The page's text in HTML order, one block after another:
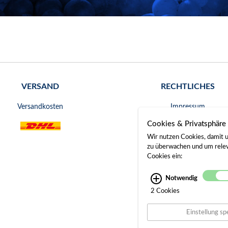
VERSAND
Versandkosten
RECHTLICHES
Impressum
AGB
Widerrufsrecht
Gerichtsstand
Cookies & Privatsphäre
Wir nutzen Cookies, damit
zu überwachen und um
Cookies ein:
Notwendig
2 Cookies
Einstellung